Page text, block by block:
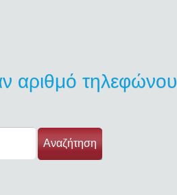
αριθμό τηλεφώνου
Αναζήτηση